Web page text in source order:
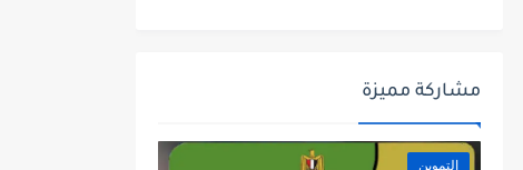
مشاركة مميزة
التموين